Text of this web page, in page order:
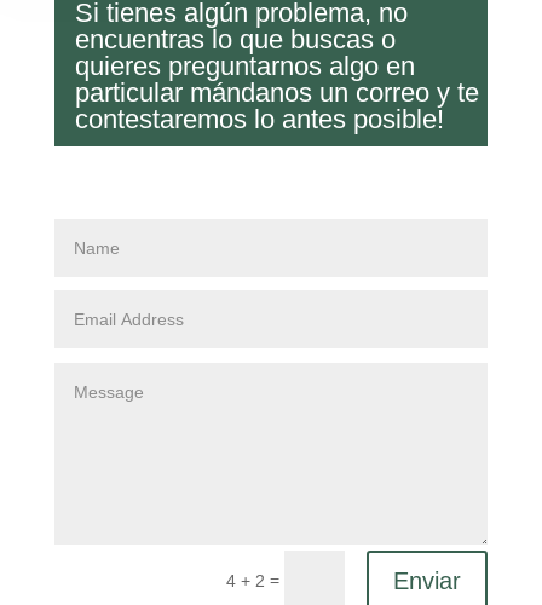
Si tienes algún problema, no
encuentras lo que buscas o
quieres preguntarnos algo en
particular mándanos un correo y te
contestaremos lo antes posible!
4 + 2 = Enviar